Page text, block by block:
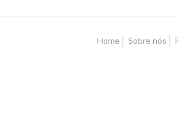
Home Sobre nós